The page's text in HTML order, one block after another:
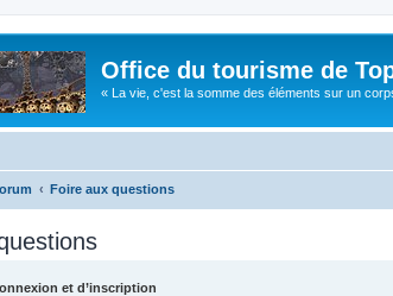
Office du tourisme de
« La vie, c'est la somme des éléments sur un
Foire aux questions
et d’inscription